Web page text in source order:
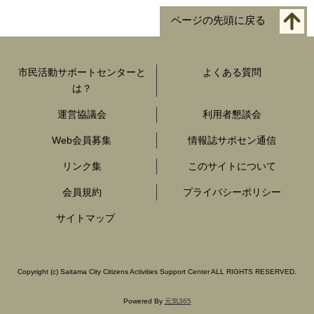
ページの先頭に戻る
市民活動サポートセンターと
は？
よくある質問
運営協議会 利用者懇談会
Web会員募集 情報誌サポセン通信
リンク集 このサイトについて
会員規約 プライバシーポリシー
サイトマップ
Copyright (c) Saitama City Citizens Activities Support Center ALL RIGHTS RESERVED.
Powered By 元気365